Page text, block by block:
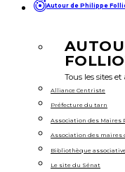
Autour de Philippe
Tous les sites
Alliance Centriste
Préfecture du tarn
Association des Maires
Association des maires
Bibliothèque associative
Le site du Sénat